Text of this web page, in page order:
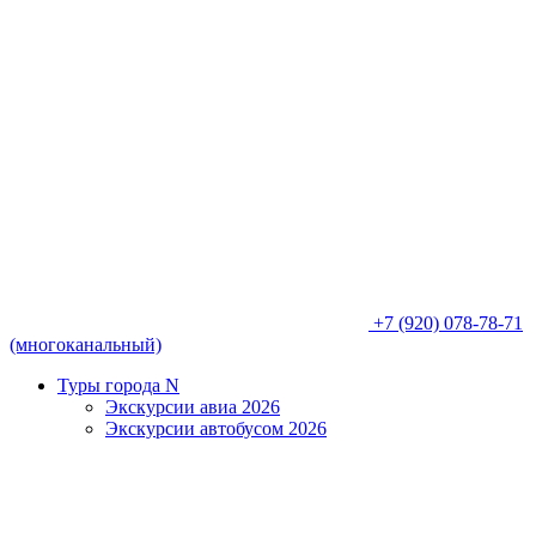
+7 (920) 078-78-71
(многоканальный)
Туры города N
Экскурсии авиа 2026
Экскурсии автобусом 2026